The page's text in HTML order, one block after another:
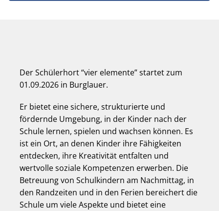
Der Schülerhort “vier elemente” startet zum
01.09.2026 in Burglauer.
Er bietet eine sichere, strukturierte und
fördernde Umgebung, in der Kinder nach der
Schule lernen, spielen und wachsen können. Es
ist ein Ort, an denen Kinder ihre Fähigkeiten
entdecken, ihre Kreativität entfalten und
wertvolle soziale Kompetenzen erwerben. Die
Betreuung von Schulkindern am Nachmittag, in
den Randzeiten und in den Ferien bereichert die
Schule um viele Aspekte und bietet eine